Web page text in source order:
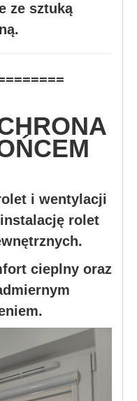
ze sztuką
i wentylacji
rolet
cieplny oraz